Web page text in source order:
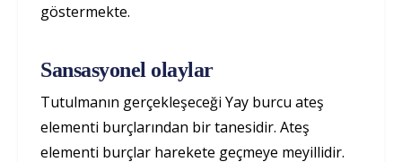
göstermekte.
Sansasyonel olaylar
Tutulmanın gerçekleşeceği Yay burcu ateş
elementi burçlarından bir tanesidir. Ateş
elementi burçlar harekete geçmeye meyillidir.